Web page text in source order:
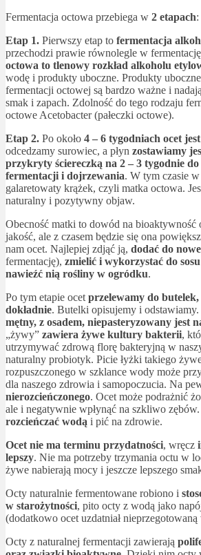
Fermentacja octowa przebiega w 2 etapach:
Etap 1. Pierwszy etap to fermentacja
przechodzi prawie równolegle w
octowa to tlenowy rozkład alkoholu
wodę i produkty uboczne. Produkty uboczne
fermentacji octowej są bardzo ważne i
smak i zapach. Zdolność do tego rodzaju
octowe Acetobacter (pałeczki octowe).
Etap 2. Po około 4 – 6 tygodniach ocet
odcedzamy surowiec, a płyn zostawiamy
przykryty ściereczką na 2 – 3 tygodnie do
fermentacji i dojrzewania. W tym czasie
galaretowaty krążek, czyli matka octowa.
naturalny i pozytywny objaw.
Obecność matki to dowód na bioaktywność
jakość, ale z czasem będzie się ona
nam ocet. Najlepiej zdjąć ją, dodać do
fermentację), zmielić i wykorzystać do
nawieźć nią rośliny w ogródku.
Po tym etapie ocet przelewamy do butelek,
dokładnie. Butelki opisujemy i odstawiamy.
mętny, z osadem, niepasteryzowany jest
„żywy” zawiera żywe kultury bakterii,
utrzymywać zdrową florę bakteryjną w
naturalny probiotyk. Picie łyżki takiego
rozpuszczonego w szklance wody może
dla naszego zdrowia i samopoczucia. Na
nierozcieńczonego. Ocet może podrażnić
ale i negatywnie wpłynąć na szkliwo
rozcieńczać wodą i pić na zdrowie.
Ocet nie ma terminu przydatności, wręcz
lepszy. Nie ma potrzeby trzymania octu w
żywe nabierają mocy i jeszcze lepszego
Octy naturalnie fermentowane robiono i
w starożytności, pito octy z wodą jako
(dodatkowo ocet uzdatniał
Octy z naturalnej fermentacji zawierają